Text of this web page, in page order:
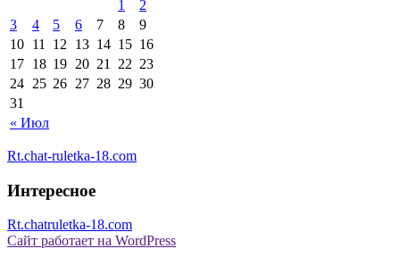
« Июл
1
2
3
4 5 6 7 8
9
10 11 12 13 14 15 16
17 18 19 20 21 22 23
24 25 26 27 28 29 30
31
Rt.chat-ruletka-18.com
Интересное
Rt.chatruletka-18.com
Сайт работает на WordPress